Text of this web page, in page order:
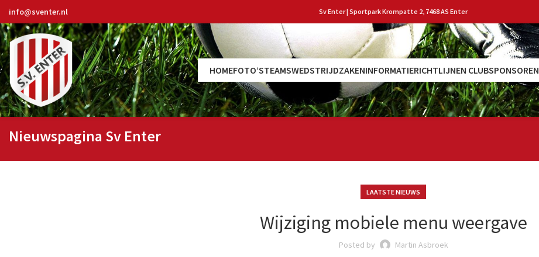
info@sventer.nl Sv Enter | Sportpark Krompatte 2, 7468 AS Enter
HOMEFOTO’STEAMSWEDSTRIJDZAKENINFORMATIERICHTLIJNEN CLUBSPONSOREN
Nieuwspagina Sv Enter
LAATSTE NIEUWS
Wijziging mobiele menu weergave
Posted by Martin Asbroek